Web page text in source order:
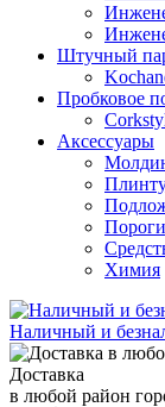
Штучный
Пробковое
Аксессуары
Химия
Наличный и
Доставка
в любой район